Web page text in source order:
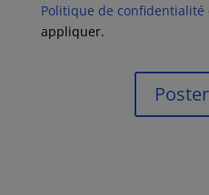
Politique de confidentialité
appliquer.